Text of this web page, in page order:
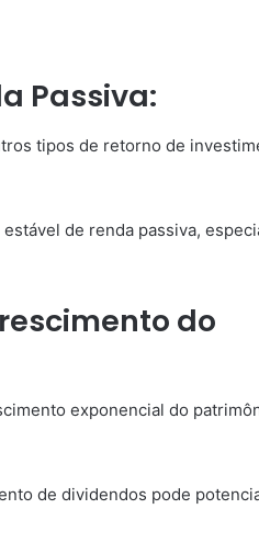
Passiva:
tipos de retorno de
de renda passiva,
do
exponencial do
de dividendos pode